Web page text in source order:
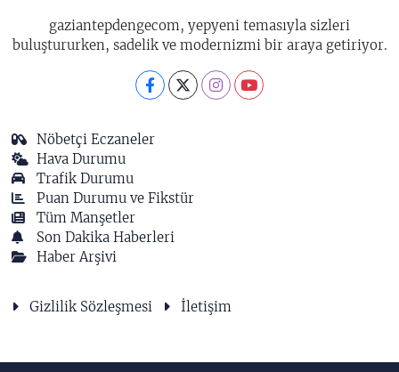
gaziantepdengecom, yepyeni temasıyla sizleri
buluştururken, sadelik ve modernizmi bir araya getiriyor.
Nöbetçi Eczaneler
Hava Durumu
Trafik Durumu
Puan Durumu ve Fikstür
Tüm Manşetler
Son Dakika Haberleri
Haber Arşivi
Gizlilik Sözleşmesi İletişim